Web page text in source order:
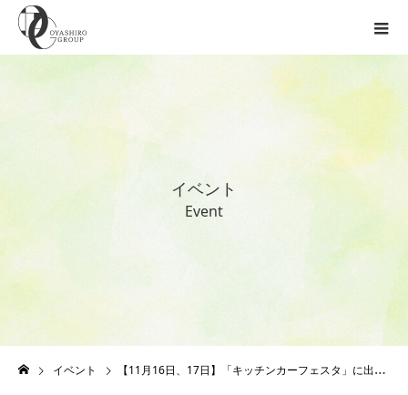
イベン ト
Event
イベント 【11月16日、17日】「キッチンカーフェスタ」に出店します！